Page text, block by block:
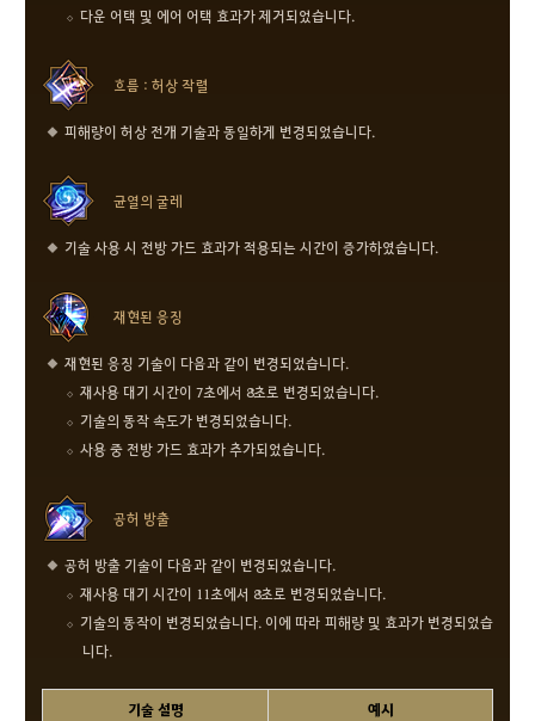
다운 어택 및 에어 어택 효과가 제거되었습니다.
흐름 : 허상 작렬
피해량이 허상 전개 기술과 동일하게 변경되었습니다.
균열의 굴레
기술 사용 시 전방 가드 효과가 적용되는 시간이 증가하였습니다.
재현된 응징
재현된 응징 기술이 다음과 같이 변경되었습니다.
재사용 대기 시간이 7초에서 8초로 변경되었습니다.
기술의 동작 속도가 변경되었습니다.
사용 중 전방 가드 효과가 추가되었습니다.
공허 방출
공허 방출 기술이 다음과 같이 변경되었습니다.
재사용 대기 시간이 11초에서 8초로 변경되었습니다.
기술의 동작이 변경되었습니다. 이에 따라 피해량 및 효과가 변경되었습
니다.
기술 설명 예시